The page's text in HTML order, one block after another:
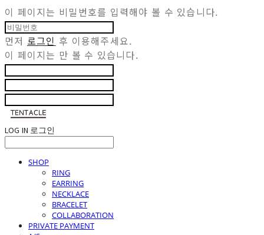
이 페이지는 비밀번호를 입력해야 볼 수 있습니다.
먼저 로그인 후 이용해주세요.
이 페이지는 만 볼 수 있습니다.
LOG IN 로그인
SHOP
RING
EARRING
NECKLACE
BRACELET
COLLABORATION
PRIVATE PAYMENT